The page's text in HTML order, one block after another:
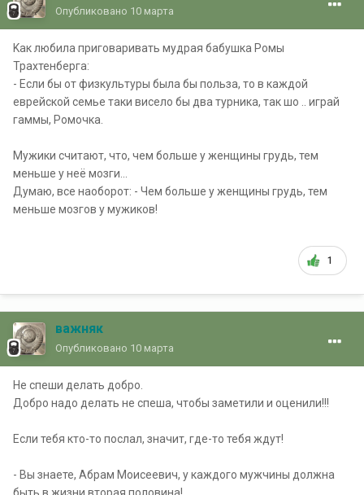
Опубликовано 10 марта
Kак любила приговаривать мудрая бабушка Ромы
Трахтенберга:
- Если бы от физкультуры была бы польза, то в каждой
еврейской семье таки висело бы два турника, так шо .. играй
гаммы, Ромочка.
Мужики считают, что, чем больше у женщины грудь, тем
меньше у неё мозги...
Думаю, все наоборот: - Чем больше у женщины грудь, тем
меньше мозгов у мужиков!
1
важняк
Опубликовано 10 марта
Не спеши делать добро.
Добро надо делать не спеша, чтобы заметили и оценили!!!
Если тебя кто-то послал, значит, где-то тебя ждут!
- Вы знаете, Абрам Моисеевич, у каждого мужчины должна
быть в жизни вторая половина!